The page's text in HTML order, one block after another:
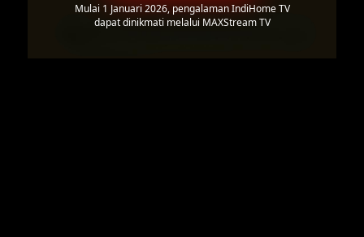
Mulai 1 Januari 2026, pengalaman IndiHome TV
dapat dinikmati melalui MAXStream TV